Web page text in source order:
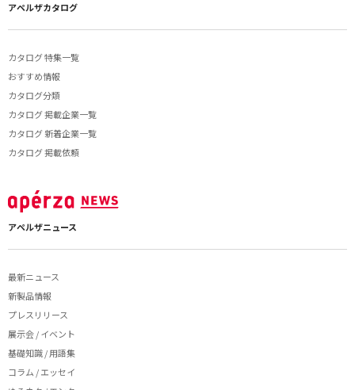
アペルザカタログ
カタログ 特集一覧
おすすめ情報
カタログ分類
カタログ 掲載企業一覧
カタログ 新着企業一覧
カタログ 掲載依頼
アペルザニュース
最新ニュース
新製品情報
プレスリリース
展示会 / イベント
基礎知識 / 用語集
コラム / エッセイ